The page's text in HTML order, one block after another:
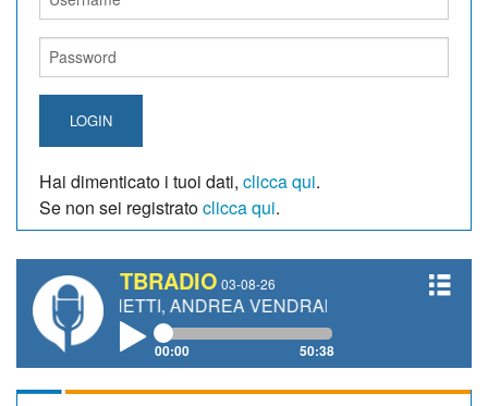
LOGIN
Hai dimenticato i tuoi dati, clicca qui.
Se non sei registratoclicca qui.
TBRADIO 03-08-26
ANDREA VENDRAME, FILIPPO FIORELLI
00:00 50:38